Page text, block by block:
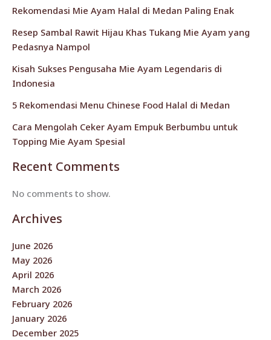
Rekomendasi Mie Ayam Halal di Medan Paling Enak
Resep Sambal Rawit Hijau Khas Tukang Mie Ayam yang
Pedasnya Nampol
Kisah Sukses Pengusaha Mie Ayam Legendaris di
Indonesia
5 Rekomendasi Menu Chinese Food Halal di Medan
Cara Mengolah Ceker Ayam Empuk Berbumbu untuk
Topping Mie Ayam Spesial
Recent Comments
No comments to show.
Archives
June 2026
May 2026
April 2026
March 2026
February 2026
January 2026
December 2025